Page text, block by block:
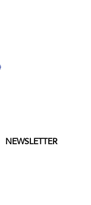
NEWSLETTER